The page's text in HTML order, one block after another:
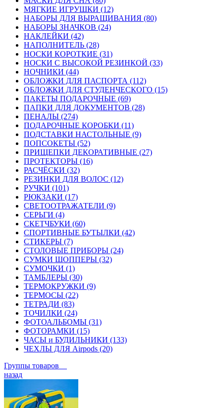
МЯГКИЕ ИГРУШКИ (12)
НАБОРЫ ДЛЯ ВЫРАЩИВАНИЯ (80)
НАБОРЫ ЗНАЧКОВ (24)
НАКЛЕЙКИ (42)
НАПОЛНИТЕЛЬ (28)
НОСКИ КОРОТКИЕ (31)
НОСКИ С ВЫСОКОЙ РЕЗИНКОЙ (33)
НОЧНИКИ (44)
ОБЛОЖКИ ДЛЯ ПАСПОРТА (112)
ОБЛОЖКИ ДЛЯ СТУДЕНЧЕСКОГО (15)
ПАКЕТЫ ПОДАРОЧНЫЕ (69)
ПАПКИ ДЛЯ ДОКУМЕНТОВ (28)
ПЕНАЛЫ (274)
ПОДАРОЧНЫЕ КОРОБКИ (11)
ПОДСТАВКИ НАСТОЛЬНЫЕ (9)
ПОПСОКЕТЫ (52)
ПРИЩЕПКИ ДЕКОРАТИВНЫЕ (27)
ПРОТЕКТОРЫ (16)
РАСЧЁСКИ (32)
РЕЗИНКИ ДЛЯ ВОЛОС (12)
РУЧКИ (101)
РЮКЗАКИ (17)
СВЕТООТРАЖАТЕЛИ (9)
СЕРЬГИ (4)
СКЕТЧБУКИ (60)
СПОРТИВНЫЕ БУТЫЛКИ (42)
СТИКЕРЫ (7)
СТОЛОВЫЕ ПРИБОРЫ (24)
СУМКИ ШОППЕРЫ (32)
СУМОЧКИ (1)
ТАМБЛЕРЫ (30)
ТЕРМОКРУЖКИ (9)
ТЕРМОСЫ (22)
ТЕТРАДИ (83)
ТОЧИЛКИ (24)
ФОТОАЛЬБОМЫ (31)
ФОТОРАМКИ (15)
ЧАСЫ и БУДИЛЬНИКИ (133)
ЧЕХЛЫ ДЛЯ Airpods (20)
Группы товаров
назад